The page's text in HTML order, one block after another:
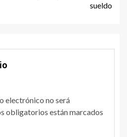
sueldo
electrónico no será
obligatorios están marcados